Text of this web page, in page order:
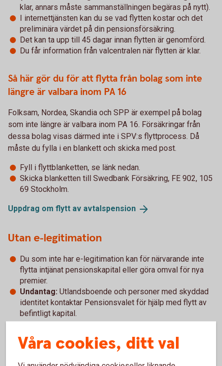
klar, annars måste sammanställningen begäras på nytt).
I internettjänsten kan du se vad flytten kostar och det
preliminära värdet på din pensionsförsäkring.
Det kan ta upp till 45 dagar innan flytten är genomförd.
Du får information från valcentralen när flytten är klar.
Så här gör du för att flytta från bolag som inte
längre är valbara inom PA 16
Folksam, Nordea, Skandia och SPP är exempel på bolag
som inte längre är valbara inom PA 16. Försäkringar från
dessa bolag visas därmed inte i SPV:s flyttprocess. Då
måste du fylla i en blankett och skicka med post.
Fyll i flyttblanketten, se länk nedan.
Skicka blanketten till Swedbank Försäkring, FE 902, 105
69 Stockholm.
Uppdrag om flytt av avtalspension
Utan e-legitimation
Du som inte har e-legitimation kan för närvarande inte
flytta intjänat pensionskapital eller göra omval för nya
premier.
Undantag: Utlandsboende och personer med skyddad
identitet kontaktar Pensionsvalet för hjälp med flytt av
befintligt kapital.
Södra Hestra Sparbanks erbjudande
Swedbanks entrélösning inom PA 16 (pdf)
Våra cookies, ditt val